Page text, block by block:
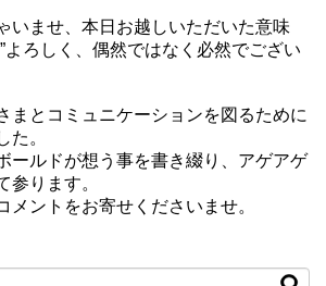
いませ、本日お越しいただいた意味
よろしく、偶然ではなく必然でござい
まとコミュニケーションを図るために
た。
ールドが想う事を書き綴り、アゲアゲ
参ります。
メントをお寄せくださいませ。